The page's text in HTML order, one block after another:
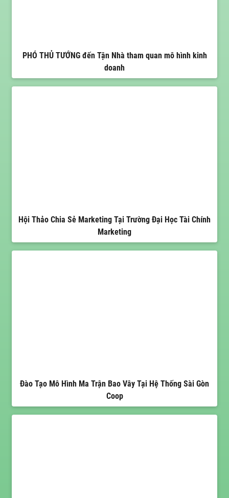
PHÓ THỦ TƯỚNG đến Tận Nhà tham quan mô hình kinh
doanh
Hội Thảo Chia Sẻ Marketing Tại Trường Đại Học Tài Chính
Marketing
Đào Tạo Mô Hình Ma Trận Bao Vây Tại Hệ Thống Sài Gòn
Coop